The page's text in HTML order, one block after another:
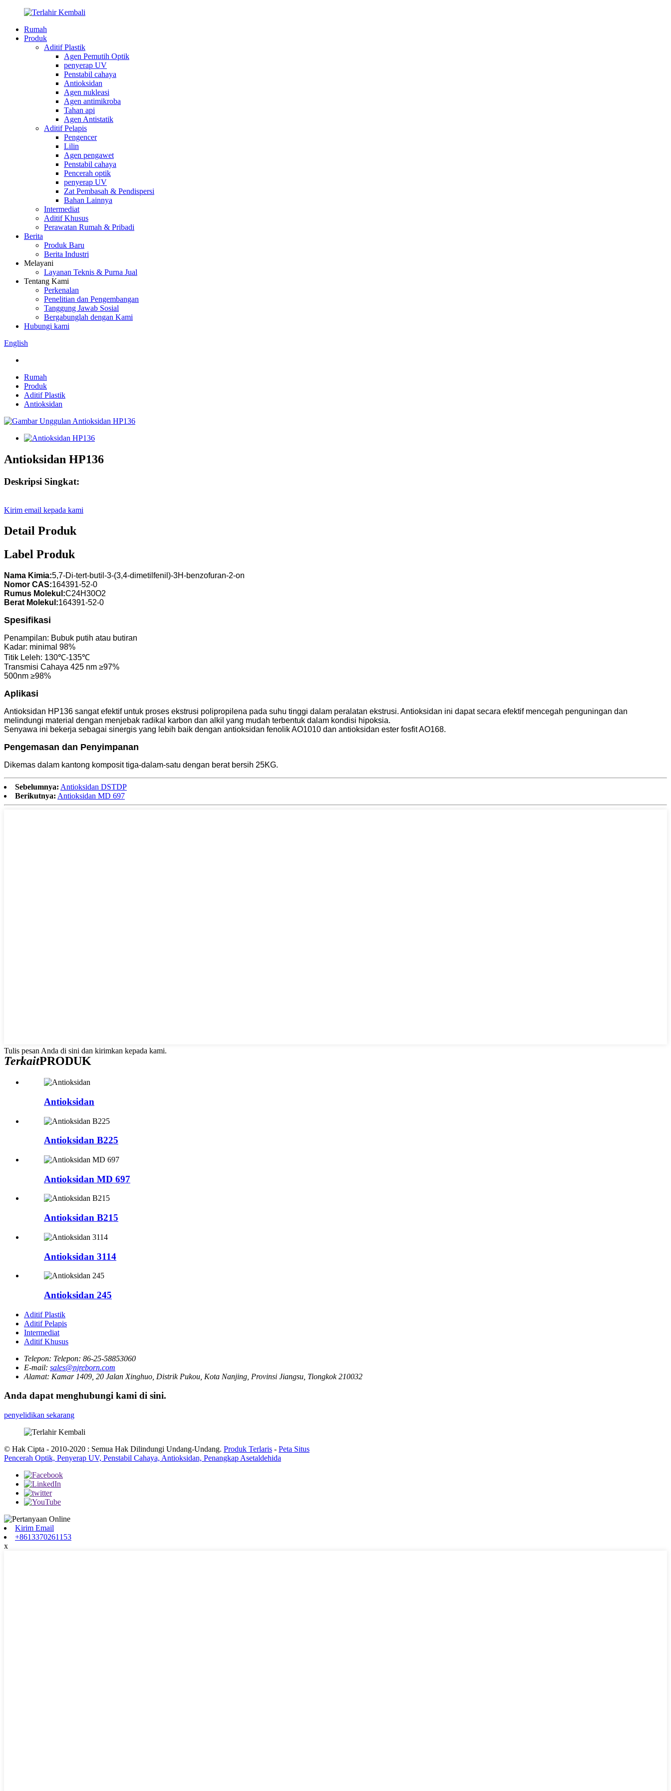
Rumah
Produk
Aditif Plastik
Agen Pemutih Optik
penyerap UV
Penstabil cahaya
Antioksidan
Agen nukleasi
Agen antimikroba
Tahan api
Agen Antistatik
Aditif Pelapis
Pengencer
Lilin
Agen pengawet
Penstabil cahaya
Pencerah optik
penyerap UV
Zat Pembasah & Pendispersi
Bahan Lainnya
Intermediat
Aditif Khusus
Perawatan Rumah & Pribadi
Berita
Produk Baru
Berita Industri
Melayani
Layanan Teknis & Purna Jual
Tentang Kami
Perkenalan
Penelitian dan Pengembangan
Tanggung Jawab Sosial
Bergabunglah dengan Kami
Hubungi kami
English
Rumah
Produk
Aditif Plastik
Antioksidan
Antioksidan HP136
Deskripsi Singkat:
Kirim email kepada kami
Detail Produk
Label Produk
Nama Kimia:5,7-Di-tert-butil-3-(3,4-dimetilfenil)-3H-benzofuran-2-on
Nomor CAS:164391-52-0
Rumus Molekul:C24H30O2
Berat Molekul:164391-52-0
Spesifikasi
Penampilan: Bubuk putih atau butiran
Kadar: minimal 98%
Titik Leleh: 130℃-135℃
Transmisi Cahaya 425 nm ≥97%
500nm ≥98%
Aplikasi
Antioksidan HP136 sangat efektif untuk proses ekstrusi polipropilena pada suhu tinggi dalam peralatan ekstrusi. Antioksidan ini dapat secara efektif mencegah penguningan dan
melindungi material dengan menjebak radikal karbon dan alkil yang mudah terbentuk dalam kondisi hipoksia.
Senyawa ini bekerja sebagai sinergis yang lebih baik dengan antioksidan fenolik AO1010 dan antioksidan ester fosfit AO168.
Pengemasan dan Penyimpanan
Dikemas dalam kantong komposit tiga-dalam-satu dengan berat bersih 25KG.
Sebelumnya: Antioksidan DSTDP
Berikutnya: Antioksidan MD 697
Tulis pesan Anda di sini dan kirimkan kepada kami.
TerkaitPRODUK
Antioksidan
Antioksidan B225
Antioksidan MD 697
Antioksidan B215
Antioksidan 3114
Antioksidan 245
Aditif Plastik
Aditif Pelapis
Intermediat
Aditif Khusus
Telepon: Telepon: 86-25-58853060
E-mail: sales@njreborn.com
Alamat: Kamar 1409, 20 Jalan Xinghuo, Distrik Pukou, Kota Nanjing, Provinsi Jiangsu, Tiongkok 210032
Anda dapat menghubungi kami di sini.
penyelidikan sekarang
© Hak Cipta - 2010-2020 : Semua Hak Dilindungi Undang-Undang. Produk Terlaris - Peta Situs
Pencerah Optik, Penyerap UV, Penstabil Cahaya, Antioksidan, Penangkap Asetaldehida
Kirim Email
+8613370261153
x